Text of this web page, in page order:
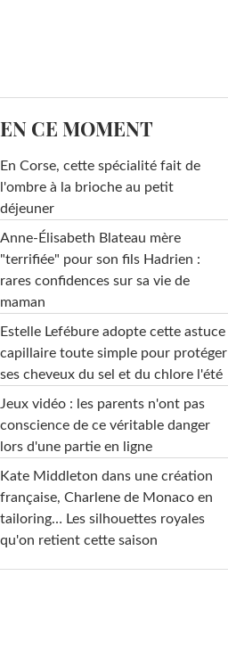
EN CE MOMENT
En Corse, cette spécialité fait de
l'ombre à la brioche au petit
déjeuner
Anne-Élisabeth Blateau mère
"terrifiée" pour son fils Hadrien :
rares confidences sur sa vie de
maman
Estelle Lefébure adopte cette astuce
capillaire toute simple pour protéger
ses cheveux du sel et du chlore l'été
Jeux vidéo : les parents n'ont pas
conscience de ce véritable danger
lors d'une partie en ligne
Kate Middleton dans une création
française, Charlene de Monaco en
tailoring… Les silhouettes royales
qu'on retient cette saison